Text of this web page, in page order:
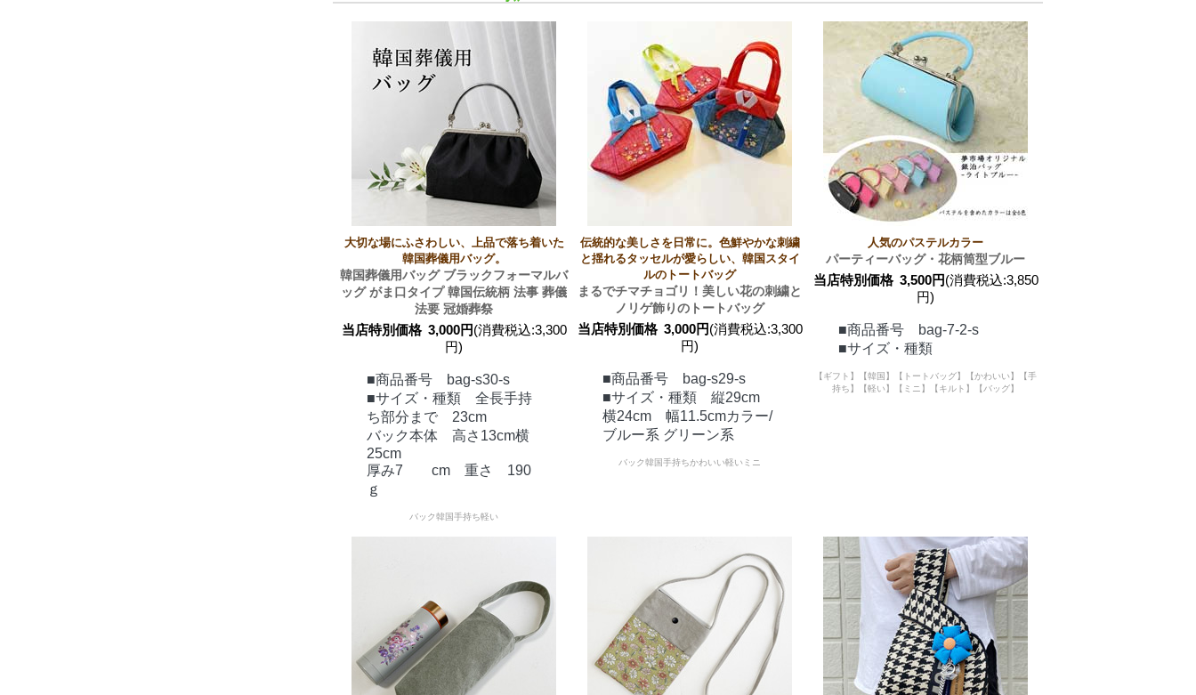
大切な場にふさわしい、上品で落ち着いた
韓国葬儀用バッグ。
韓国葬儀用バッグ ブラックフォーマルバ
ッグ がま口タイプ 韓国伝統柄 法事 葬儀
法要 冠婚葬祭
当店特別価格 3,000円(消費税込:3,300
円)
■商品番号 bag-s30-s
■サイズ・種類 全長手持
ち部分まで 23cm
バック本体 高さ13cm横
25cm
厚み7 cm 重さ 190
ｇ
バック韓国手持ち軽い
伝統的な美しさを日常に。色鮮やかな刺繍
と揺れるタッセルが愛らしい、韓国スタイ
ルのトートバッグ
まるでチマチョゴリ！美しい花の刺繍と
ノリゲ飾りのトートバッグ
当店特別価格 3,000円(消費税込:3,300
円)
■商品番号 bag-s29-s
■サイズ・種類 縦29cm
横24cm 幅11.5cmカラー/
ブルー系 グリーン系
バック韓国手持ちかわいい軽いミニ
人気のパステルカラー
パーティーバッグ・花柄筒型ブルー
当店特別価格 3,500円(消費税込:3,850
円)
■商品番号 bag-7-2-s
■サイズ・種類
【ギフト】【韓国】【トートバッグ】【かわいい】【手
持ち】【軽い】【ミニ】【キルト】【バッグ】